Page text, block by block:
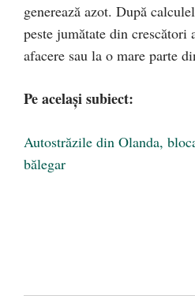
generează azot. După
peste jumătate din crescători
afacere sau la o mare parte
Pe același subiect:
Autostrăzile din Olanda,
bălegar